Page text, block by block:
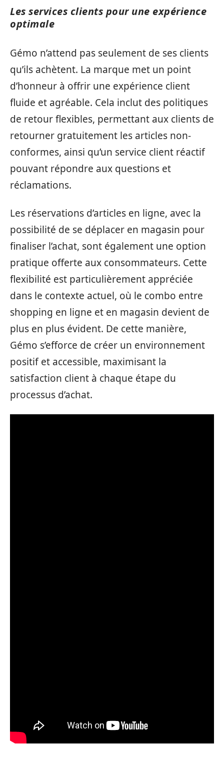
Les services clients pour une expérience
optimale
Gémo n’attend pas seulement de ses clients
qu’ils achètent. La marque met un point
d’honneur à offrir une expérience client
fluide et agréable. Cela inclut des politiques
de retour flexibles, permettant aux clients de
retourner gratuitement les articles non-
conformes, ainsi qu’un service client réactif
pouvant répondre aux questions et
réclamations.
Les réservations d’articles en ligne, avec la
possibilité de se déplacer en magasin pour
finaliser l’achat, sont également une option
pratique offerte aux consommateurs. Cette
flexibilité est particulièrement appréciée
dans le contexte actuel, où le combo entre
shopping en ligne et en magasin devient de
plus en plus évident. De cette manière,
Gémo s’efforce de créer un environnement
positif et accessible, maximisant la
satisfaction client à chaque étape du
processus d’achat.